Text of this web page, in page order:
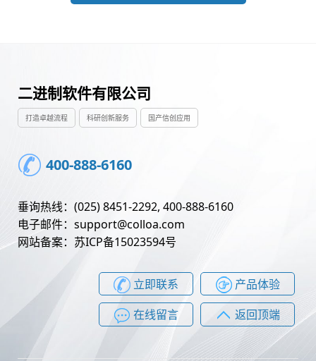
二进制软件有限公司
打造卓越流程 科研创新服务 国产信创应用
400-888-6160
垂询热线：(025) 8451-2292, 400-888-6160
电子邮件：support@colloa.com
网站备案：苏ICP备15023594号
立即联系
产品体验
在线留言
返回顶端